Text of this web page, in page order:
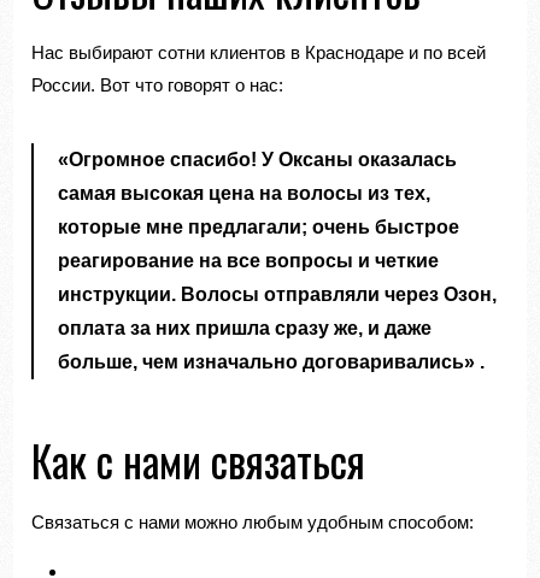
Нас выбирают сотни клиентов в Краснодаре и по всей
России. Вот что говорят о нас:
«Огромное спасибо! У Оксаны оказалась
самая высокая цена на волосы из тех,
которые мне предлагали; очень быстрое
реагирование на все вопросы и четкие
инструкции. Волосы отправляли через Озон,
оплата за них пришла сразу же, и даже
больше, чем изначально договаривались» .
Как с нами связаться
Связаться с нами можно любым удобным способом: